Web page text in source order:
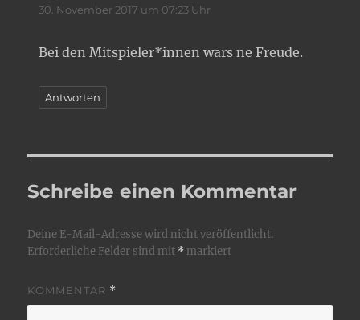
30. November 2017 um 07:23 Uhr
Bei den Mitspieler*innen wars ne Freude.
Antworten
Schreibe einen Kommentar
Deine E-Mail-Adresse wird nicht veröffentlicht.
Erforderliche Felder sind mit * markiert
KOMMENTAR *